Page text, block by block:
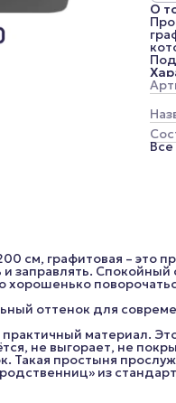
О
Все
см, графитовая – это
заправлять.
оттенок для
материал.
не выгорает, не
Такая простыня
из